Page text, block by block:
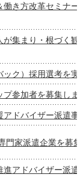
き方改革セミナー
集まり・根づく観
ック）採用選考を実
プ参加者を募集しま
ドバイザー派遣事
門家派遣企業を募
アドバイザー派遣